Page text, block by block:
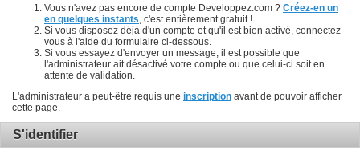
Vous n'avez pas encore de compte Developpez.com ? Créez-en un
en quelques instants , c'est entièrement gratuit !
Si vous disposez déjà d'un compte et qu'il est bien activé, connectez-
vous à l'aide du formulaire ci-dessous.
Si vous essayez d'envoyer un message, il est possible que
l'administrateur ait désactivé votre compte ou que celui-ci soit en
attente de validation.
L'administrateur a peut-être requis une inscription avant de pouvoir afficher
cette page.
S'identifier